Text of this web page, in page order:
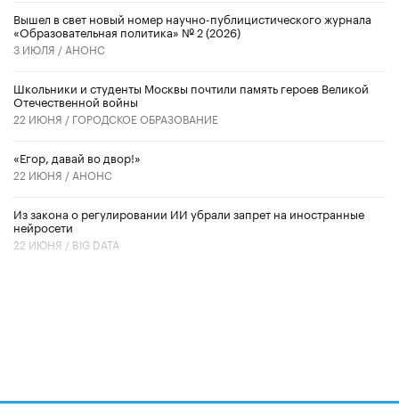
Вышел в свет новый номер научно-публицистического журнала
«Образовательная политика» № 2 (2026)
3 ИЮЛЯ / АНОНС
Школьники и студенты Москвы почтили память героев Великой
Отечественной войны
22 ИЮНЯ / ГОРОДСКОЕ ОБРАЗОВАНИЕ
«Егор, давай во двор!»
22 ИЮНЯ / АНОНС
Из закона о регулировании ИИ убрали запрет на иностранные
нейросети
22 ИЮНЯ / BIG DATA